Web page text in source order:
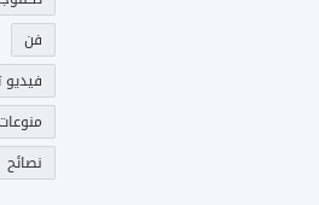
فن
فيديو
نصائح